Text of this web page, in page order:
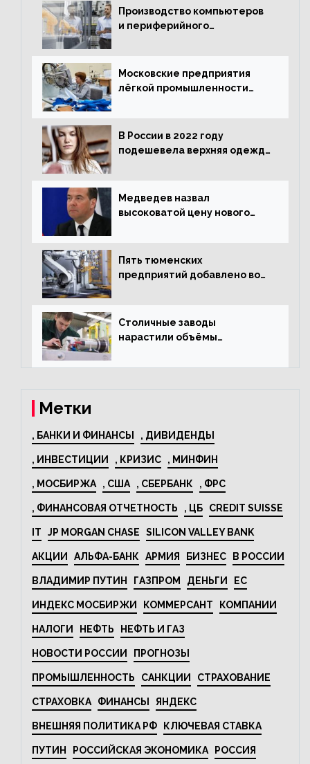
промышленности
Производство компьютеров
и периферийного
Московские предприятия
лёгкой промышленности
В России в 2022 году
подешевела верхняя одежда
Медведев назвал
высоковатой цену нового
Пять тюменских
предприятий добавлено во
туризма
Столичные заводы
нарастили объёмы
электрооборудования на
Метки
, БАНКИ И ФИНАНСЫ , ДИВИДЕНДЫ
, ИНВЕСТИЦИИ , КРИЗИС , МИНФИН
, МОСБИРЖА , США , СБЕРБАНК , ФРС
, ФИНАНСОВАЯ ОТЧЕТНОСТЬ , ЦБ CREDIT SUISSE
IT JP MORGAN CHASE SILICON VALLEY BANK
АКЦИИ АЛЬФА-БАНК АРМИЯ БИЗНЕС В РОССИИ
ВЛАДИМИР ПУТИН ГАЗПРОМ ДЕНЬГИ ЕС
ИНДЕКС МОСБИРЖИ КОММЕРСАНТ КОМПАНИИ
НАЛОГИ НЕФТЬ НЕФТЬ И ГАЗ
НОВОСТИ РОССИИ ПРОГНОЗЫ
ПРОМЫШЛЕННОСТЬ САНКЦИИ СТРАХОВАНИЕ
СТРАХОВКА ФИНАНСЫ ЯНДЕКС
ВНЕШНЯЯ ПОЛИТИКА РФ КЛЮЧЕВАЯ СТАВКА
ПУТИН РОССИЙСКАЯ ЭКОНОМИКА РОССИЯ